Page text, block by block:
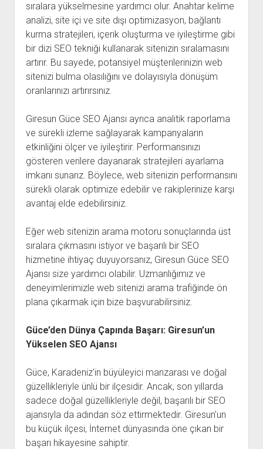
sıralara yükselmesine yardımcı olur. Anahtar kelime
analizi, site içi ve site dışı optimizasyon, bağlantı
kurma stratejileri, içerik oluşturma ve iyileştirme gibi
bir dizi SEO tekniği kullanarak sitenizin sıralamasını
artırır. Bu sayede, potansiyel müşterilerinizin web
sitenizi bulma olasılığını ve dolayısıyla dönüşüm
oranlarınızı artırırsınız.
Giresun Güce SEO Ajansı ayrıca analitik raporlama
ve sürekli izleme sağlayarak kampanyaların
etkinliğini ölçer ve iyileştirir. Performansınızı
gösteren verilere dayanarak stratejileri ayarlama
imkanı sunarız. Böylece, web sitenizin performansını
sürekli olarak optimize edebilir ve rakiplerinize karşı
avantaj elde edebilirsiniz.
Eğer web sitenizin arama motoru sonuçlarında üst
sıralara çıkmasını istiyor ve başarılı bir SEO
hizmetine ihtiyaç duyuyorsanız, Giresun Güce SEO
Ajansı size yardımcı olabilir. Uzmanlığımız ve
deneyimlerimizle web sitenizi arama trafiğinde ön
plana çıkarmak için bize başvurabilirsiniz.
Güce’den Dünya Çapında Başarı: Giresun’un
Yükselen SEO Ajansı
Güce, Karadeniz'in büyüleyici manzarası ve doğal
güzellikleriyle ünlü bir ilçesidir. Ancak, son yıllarda
sadece doğal güzellikleriyle değil, başarılı bir SEO
ajansıyla da adından söz ettirmektedir. Giresun'un
bu küçük ilçesi, İnternet dünyasında öne çıkan bir
başarı hikayesine sahiptir.